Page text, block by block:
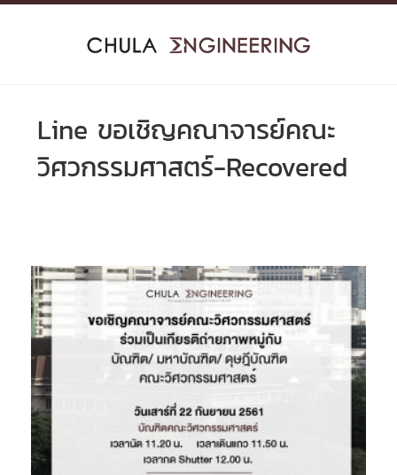
Skip
Line ขอเชิญคณาจารย์คณะ
วิศวกรรมศาสตร์-Recovered